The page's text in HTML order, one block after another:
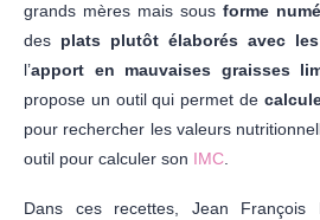
grands mères mais sous forme
des plats plutôt élaborés avec
l’apport en mauvaises graisses
propose un outil qui permet de
pour rechercher les valeurs
outil pour calculer son IMC.
Dans ces recettes, Jean François